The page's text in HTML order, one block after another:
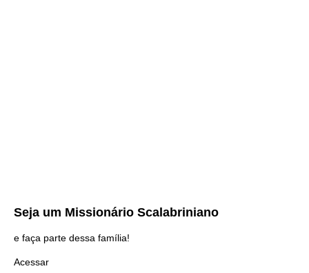
Seja um Missionário Scalabriniano
e faça parte dessa família!
Acessar